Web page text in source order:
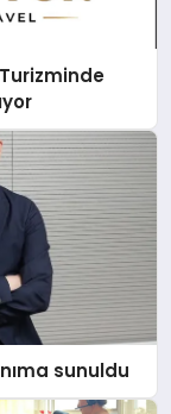
sunuldu